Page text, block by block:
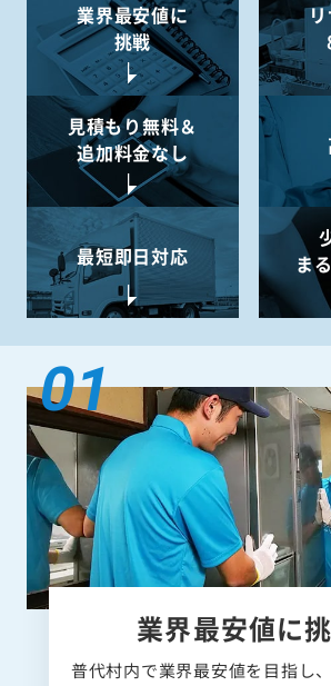
業界最安値に
挑戦
見積もり無料＆
追加料金なし
最短即日対応
ま
業界最安値に
普代村内で業界最安値を目指し